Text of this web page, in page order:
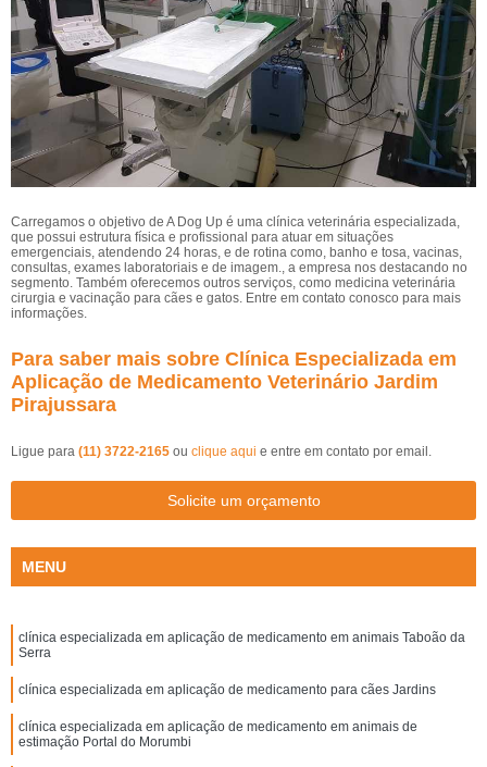
Carregamos o objetivo de A Dog Up é uma clínica veterinária especializada,
que possui estrutura física e profissional para atuar em situações
emergenciais, atendendo 24 horas, e de rotina como, banho e tosa, vacinas,
consultas, exames laboratoriais e de imagem., a empresa nos destacando no
segmento. Também oferecemos outros serviços, como medicina veterinária
cirurgia e vacinação para cães e gatos. Entre em contato conosco para mais
informações.
Para saber mais sobre Clínica Especializada em
Aplicação de Medicamento Veterinário Jardim
Pirajussara
Ligue para (11) 3722-2165 ou clique aqui e entre em contato por email.
Solicite um orçamento
MENU
clínica especializada em aplicação de medicamento em animais Taboão da
Serra
clínica especializada em aplicação de medicamento para cães Jardins
clínica especializada em aplicação de medicamento em animais de
estimação Portal do Morumbi